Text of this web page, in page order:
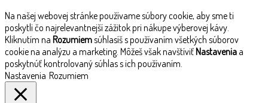
Na našej webovej stránke používame súbory cookie, aby sme ti
poskytli čo najrelevantnejší zážitok pri nákupe výberovej kávy.
Kliknutím na Rozumiemsúhlasíš s používaním všetkých súborov
cookie na analýzu a marketing. Môžeš však navštíviťNastavenia a
poskytnúť kontrolovaný súhlas s ich používaním.
Nastavenia Rozumiem